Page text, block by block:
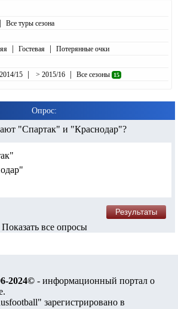
| Все туры сезона
| Гостевая | Потерянные очки
15 | > 2015/16 | Все сезоны 15
Опрос:
"Спартак" и "Краснодар"?
Показать все опросы
2024© - информационный портал о
зарегистрировано в